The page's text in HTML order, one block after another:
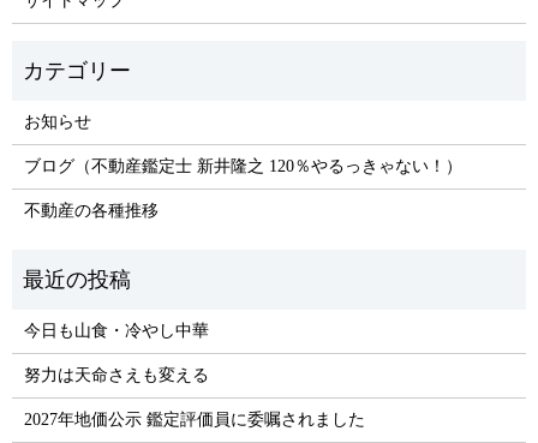
お知らせ
ブログ（不動産鑑定士 新井隆之 120％やるっきゃない！）
不動産の各種推移
今日も山食・冷やし中華
努力は天命さえも変える
2027年地価公示 鑑定評価員に委嘱されました